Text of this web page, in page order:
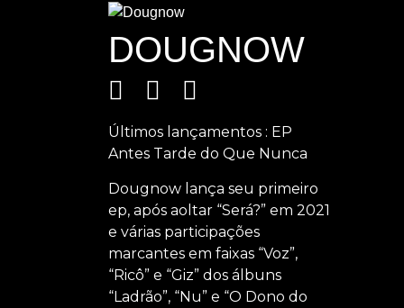
DOUGNOW
Últimos lançamentos : EP
Antes Tarde do Que Nunca
Dougnow lança seu primeiro
ep, após aoltar “Será?” em 2021
e várias participações
marcantes em faixas “Voz”,
“Ricô” e “Giz” dos álbuns
“Ladrão”, “Nu” e “O Dono do